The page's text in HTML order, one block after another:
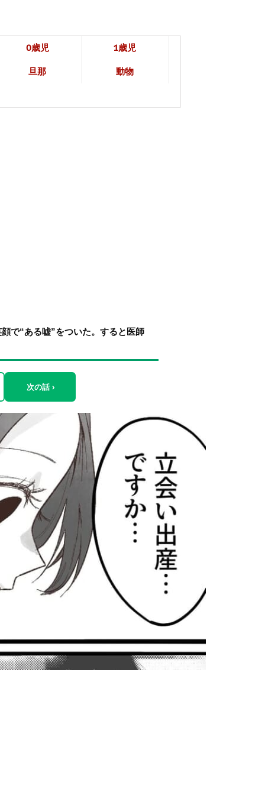
0歳児 1歳児
旦那 動物
で“ある嘘”をついた。すると医師
次の話 ›